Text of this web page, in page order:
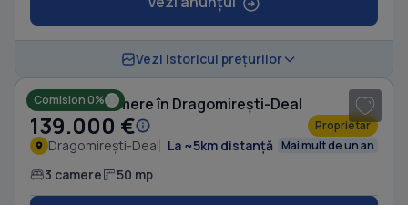
Vezi istoricul prețurilor
Comision 0%
Casă cu 3 camere în Dragomirești-Deal
139.000 € Proprietar
Dragomirești-Deal La ~5km distanță Mai mult de un an
3 camere 50 mp